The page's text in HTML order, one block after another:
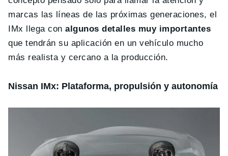
marcas las líneas de las próximas generaciones, el
IMx llega conalgunos detalles muy importantes
que tendrán su aplicación en un vehículo mucho
más realista y cercano a la producción.
Nissan IMx: Plataforma, propulsión y autonomía